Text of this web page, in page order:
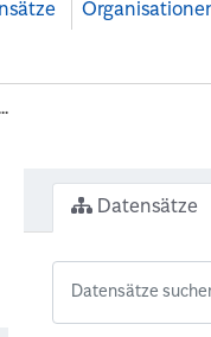
Datensätze